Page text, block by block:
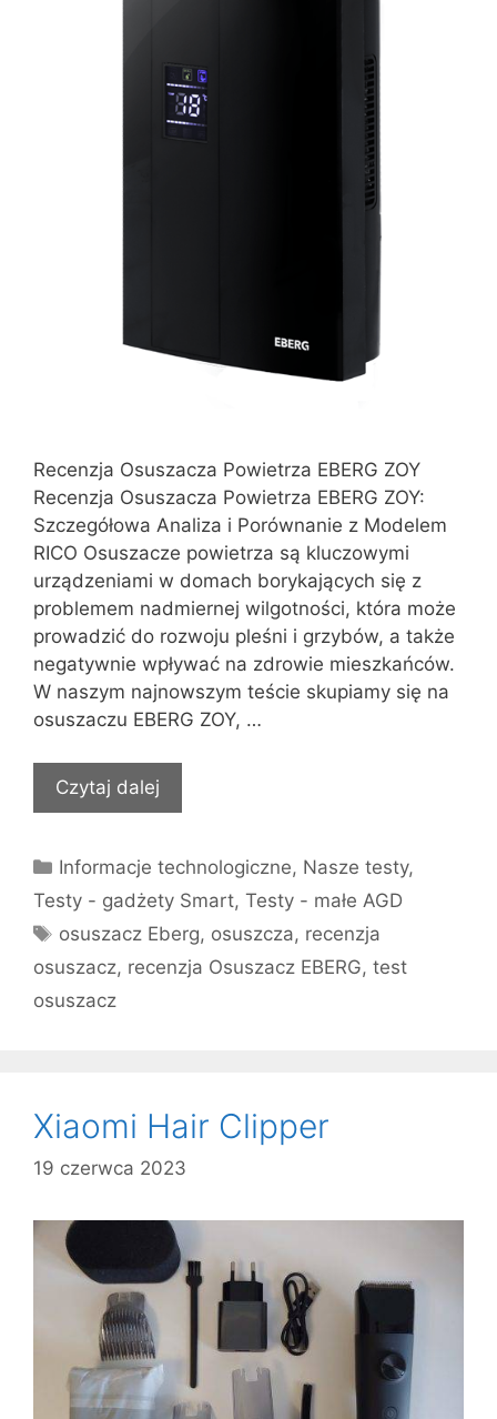
Recenzja Osuszacza Powietrza EBERG ZOY
Recenzja Osuszacza Powietrza EBERG ZOY:
Szczegółowa Analiza i Porównanie z Modelem
RICO Osuszacze powietrza są kluczowymi
urządzeniami w domach borykających się z
problemem nadmiernej wilgotności, która może
prowadzić do rozwoju pleśni i grzybów, a także
negatywnie wpływać na zdrowie mieszkańców.
W naszym najnowszym teście skupiamy się na
osuszaczu EBERG ZOY, …
Czytaj dalej
Kategorie
Informacje technologiczne, Nasze testy,
Testy - gadżety Smart, Testy - małe AGD
Tagi
osuszacz Eberg, osuszcza, recenzja
osuszacz, recenzja Osuszacz EBERG, test
osuszacz
Xiaomi Hair Clipper
19 czerwca 2023